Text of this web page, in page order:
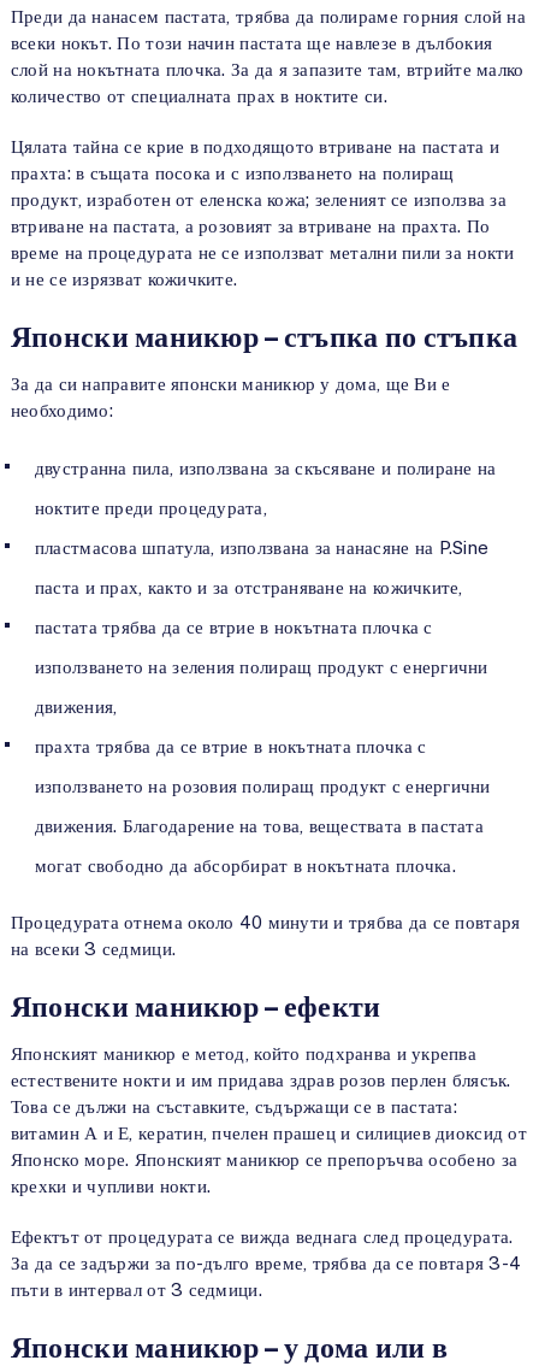
Преди да нанасем пастата, трябва да полираме горния слой на
всеки нокът. По този начин пастата ще навлезе в дълбокия
слой на нокътната плочка. За да я запазите там, втрийте малко
количество от специалната прах в ноктите си.
Цялата тайна се крие в подходящото втриване на пастата и
прахта: в същата посока и с използването на полиращ
продукт, изработен от еленска кожа; зеленият се използва за
втриване на пастата, а розовият за втриване на прахта. По
време на процедурата не се използват метални пили за нокти
и не се изрязват кожичките.
Японски маникюр – стъпка по стъпка
За да си направите японски маникюр у дома, ще Ви е
необходимо:
двустранна пила, използвана за скъсяване и полиране на
ноктите преди процедурата,
пластмасова шпатула, използвана за нанасяне на P.Sine
паста и прах, както и за отстраняване на кожичките,
пастата трябва да се втрие в нокътната плочка с
използването на зеления полиращ продукт с енергични
движения,
прахта трябва да се втрие в нокътната плочка с
използването на розовия полиращ продукт с енергични
движения. Благодарение на това, веществата в пастата
могат свободно да абсорбират в нокътната плочка.
Процедурата отнема около 40 минути и трябва да се повтаря
на всеки 3 седмици.
Японски маникюр – ефекти
Японският маникюр е метод, който подхранва и укрепва
естествените нокти и им придава здрав розов перлен блясък.
Това се дължи на съставките, съдържащи се в пастата:
витамин А и Е, кератин, пчелен прашец и силициев диоксид от
Японско море. Японският маникюр се препоръчва особено за
крехки и чупливи нокти.
Ефектът от процедурата се вижда веднага след процедурата.
За да се задържи за по-дълго време, трябва да се повтаря 3-4
пъти в интервал от 3 седмици.
Японски маникюр – у дома или в